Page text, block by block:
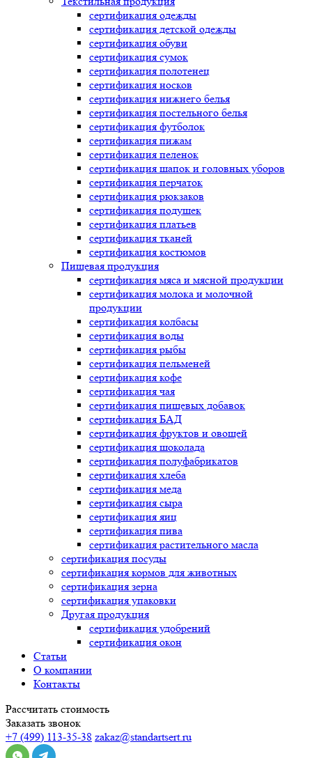
сертификация одежды
сертификация детской одежды
сертификация обуви
сертификация сумок
сертификация полотенец
сертификация носков
сертификация нижнего белья
сертификация постельного белья
сертификация футболок
сертификация пижам
сертификация пеленок
сертификация шапок и головных уборов
сертификация перчаток
сертификация рюкзаков
сертификация подушек
сертификация платьев
сертификация тканей
сертификация костюмов
Пищевая продукция
сертификация мяса и мясной продукции
сертификация молока и молочной
продукции
сертификация колбасы
сертификация воды
сертификация рыбы
сертификация пельменей
сертификация кофе
сертификация чая
сертификация пищевых добавок
сертификация БАД
сертификация фруктов и овощей
сертификация шоколада
сертификация полуфабрикатов
сертификация хлеба
сертификация меда
сертификация сыра
сертификация яиц
сертификация пива
сертификация растительного масла
сертификация посуды
сертификация кормов для животных
сертификация зерна
сертификация упаковки
Другая продукция
сертификация удобрений
сертификация окон
Статьи
О компании
Контакты
Рассчитать стоимость
Заказать звонок
+7 (499) 113-35-38 zakaz@standartsert.ru